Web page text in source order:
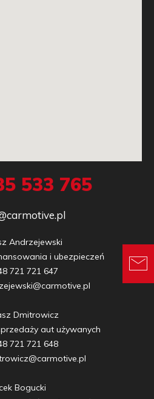
533 765
Andrzejewski
i ubezpieczeń
721 721 647
Dmitrowicz
aut używanych
721 721 648
Bogucki